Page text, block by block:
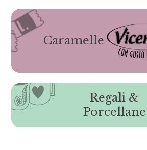
Caramelle
Regali &
Porcellane